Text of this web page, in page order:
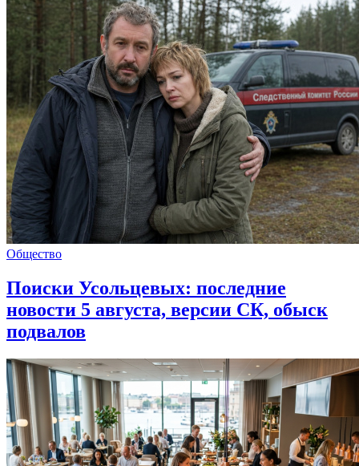
Общество
Поиски Усольцевых: последние
новости 5 августа, версии СК, обыск
подвалов